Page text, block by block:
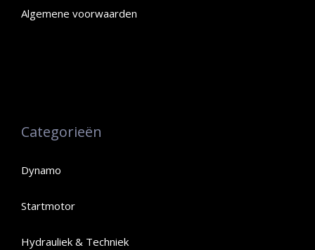
Algemene voorwaarden
Categorieën
Dynamo
Startmotor
Hydrauliek & Techniek